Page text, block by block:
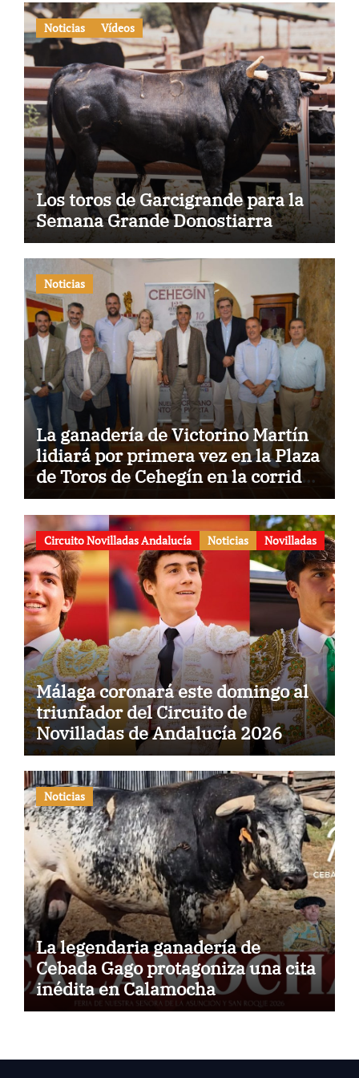
Noticias Vídeos
Los toros de Garcigrande para la
Semana Grande Donostiarra
Noticias
La ganadería de Victorino Martín
lidiará por primera vez en la Plaza
de Toros de Cehegín en la corrida
conmemorativa de su 125
aniversario
Circuito Novilladas Andalucía Noticias Novilladas
Málaga coronará este domingo al
triunfador del Circuito de
Novilladas de Andalucía 2026
Noticias
La legendaria ganadería de
Cebada Gago protagoniza una cita
inédita en Calamocha